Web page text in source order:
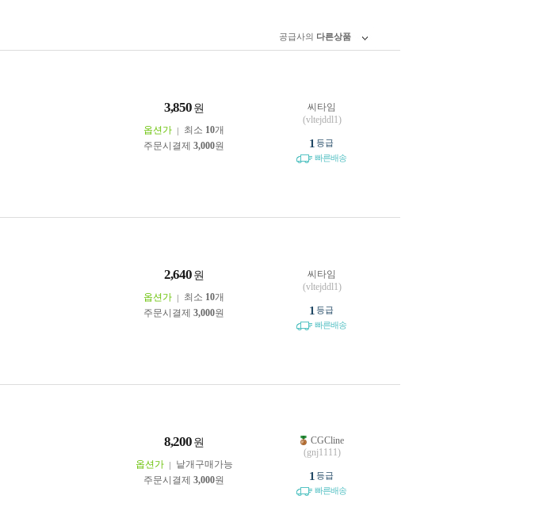
공급사의 다른상품
3,850 원
옵션가 최소 10개
주문시결제 3,000원
씨타임
(vltejddl1)
1 등급
빠른배송
2,640 원
옵션가 최소 10개
주문시결제 3,000원
씨타임
(vltejddl1)
1 등급
빠른배송
8,200 원
옵션가
낱개구매가능
주문시결제 3,000원
CGCline
(gnj1111)
1 등급
빠른배송